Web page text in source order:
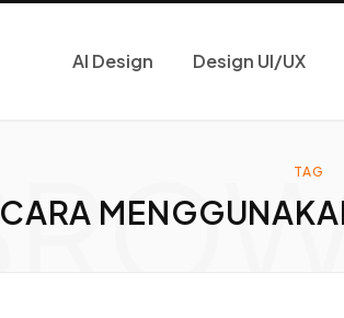
AI Design Design UI/UX
TAG
CARA